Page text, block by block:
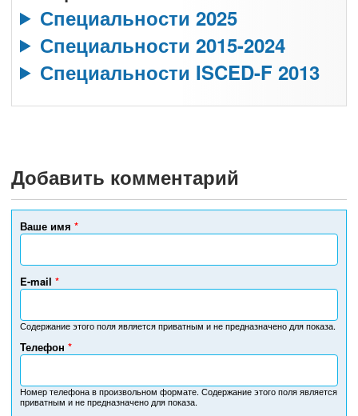
Специальности 2025
Специальности 2015-2024
Специальности ISCED-F 2013
Добавить комментарий
Ваше имя *
E-mail *
Содержание этого поля является приватным и не предназначено для показа.
Телефон *
Н
м
е
Номер телефона в произвольном формате. Содержание этого поля является
приватным и не предназначено для показа.